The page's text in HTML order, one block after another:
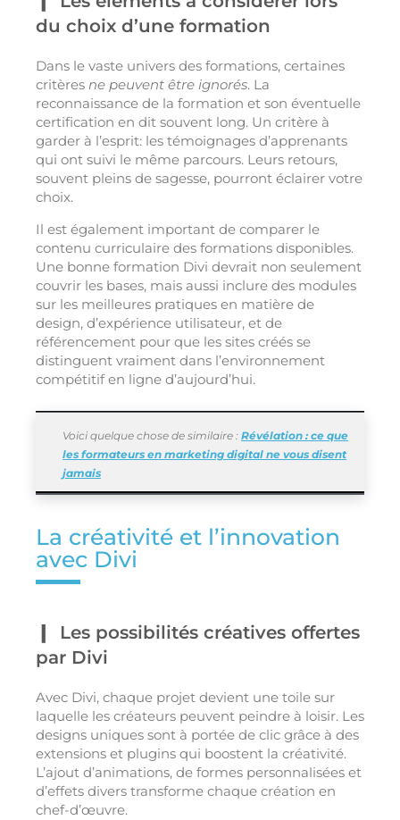
du choix d’une formation
Dans le vaste univers des formations, certaines
critères ne peuvent être ignorés. La
reconnaissance de la formation et son éventuelle
certification en dit souvent long. Un critère à
garder à l’esprit: les témoignages d’apprenants
qui ont suivi le même parcours. Leurs retours,
souvent pleins de sagesse, pourront éclairer votre
choix.
Il est également important de comparer le
contenu curriculaire des formations disponibles.
Une bonne formation Divi devrait non seulement
couvrir les bases, mais aussi inclure des modules
sur les meilleures pratiques en matière de
design, d’expérience utilisateur, et de
référencement pour que les sites créés se
distinguent vraiment dans l’environnement
compétitif en ligne d’aujourd’hui.
Voici quelque chose de similaire : Révélation : ce que
les formateurs en marketing digital ne vous disent
jamais
La créativité et l’innovation
avec Divi
Les possibilités créatives offertes
par Divi
Avec Divi, chaque projet devient une toile sur
laquelle les créateurs peuvent peindre à loisir. Les
designs uniques sont à portée de clic grâce à des
extensions et plugins qui boostent la créativité.
L’ajout d’animations, de formes personnalisées et
d’effets divers transforme chaque création en
chef-d’œuvre.